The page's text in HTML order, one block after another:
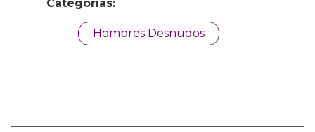
Categorías:
Hombres Desnudos